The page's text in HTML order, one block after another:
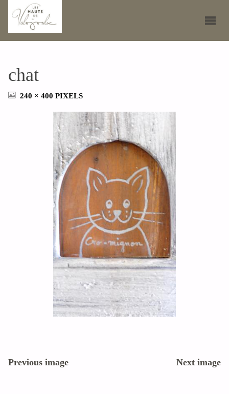
chat
FULL240 × 400PIXELS
Previous image Next image